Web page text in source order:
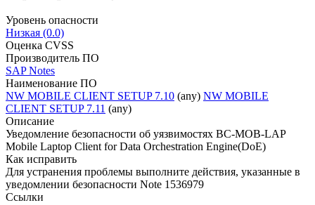
Уровень опасности
Низкая (0.0)
Оценка CVSS
Производитель ПО
SAP Notes
Наименование ПО
NW MOBILE CLIENT SETUP 7.10 (any) NW MOBILE
CLIENT SETUP 7.11 (any)
Описание
Уведомление безопасности об уязвимостях BC-MOB-LAP
Mobile Laptop Client for Data Orchestration Engine(DoE)
Как исправить
Для устранения проблемы выполните действия, указанные в
уведомлении безопасности Note 1536979
Ссылки